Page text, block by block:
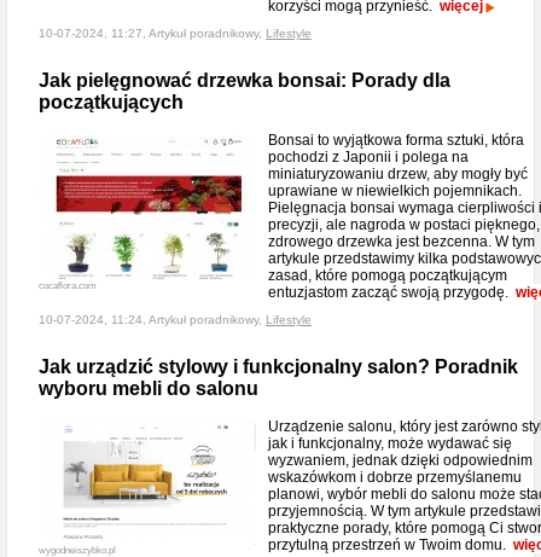
korzyści mogą przynieść. więcej
10-07-2024, 11:27, Artykuł poradnikowy, Lifestyle
Jak pielęgnować drzewka bonsai: Porady dla
początkujących
cocaflora.com
Bonsai to wyjątkowa forma sztuki, która
pochodzi z Japonii i polega na
miniaturyzowaniu drzew, aby mogły być
uprawiane w niewielkich pojemnikach.
Pielęgnacja bonsai wymaga cierpliwości i
precyzji, ale nagroda w postaci pięknego,
zdrowego drzewka jest bezcenna. W tym
artykule przedstawimy kilka
zasad, które pomogą początkującym
entuzjastom zacząć swoją przygodę.
10-07-2024, 11:24, Artykuł poradnikowy, Lifestyle
Jak urządzić stylowy i funkcjonalny salon? Poradnik
wyboru mebli do salonu
wygodneiszybko.pl
Urządzenie salonu, który jest zarówno
jak i funkcjonalny, może wydawać się
wyzwaniem, jednak dzięki odpowiednim
wskazówkom i dobrze przemyślanemu
planowi, wybór mebli do salonu może
przyjemnością. W tym artykule
praktyczne porady, które pomogą Ci
przytulną przestrzeń w Twoim domu.